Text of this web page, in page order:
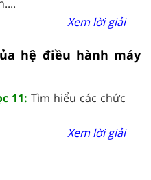
Xem lời giải
hệ điều hành máy
11: Tìm hiểu các chức
Xem lời giải